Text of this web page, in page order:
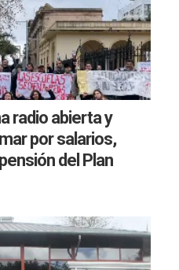
radio abierta y
por salarios,
del Plan